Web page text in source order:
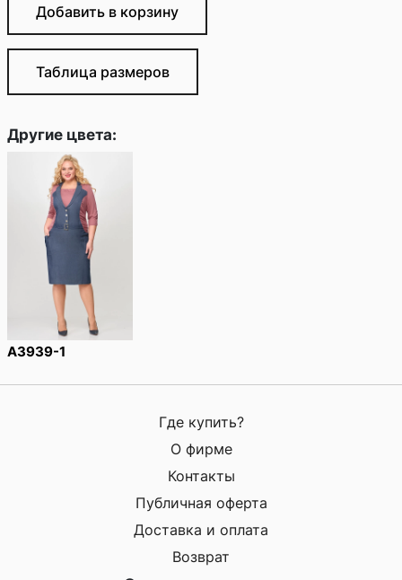
Добавить в корзину
Таблица размеров
Другие цвета:
A3939-1
Где купить?
О фирме
Контакты
Публичная оферта
Доставка и оплата
Возврат